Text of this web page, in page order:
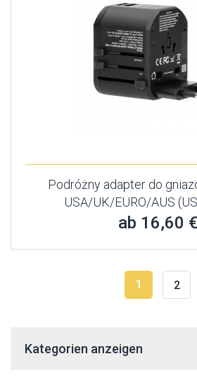
Podróżny adapter do
USA/UK/EURO/AUS
ab 16,60 €
1 2
Kategorien anzeigen